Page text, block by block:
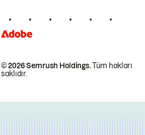
© 2026 Semrush Holdings.Tüm hakları
saklıdır.